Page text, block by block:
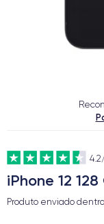
iPhone 12
Produto enviado